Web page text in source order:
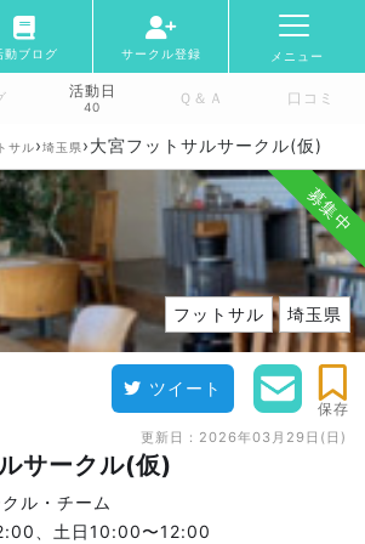
動ブログ サークル登録 メニュー
活動日
40 Ｑ＆Ａ 口コミ
サル›埼玉県›大宮フットサルサークル(仮)
募集中
フットサル 埼玉県
ツイート
保存
更新日： 2026年03月29日(日)
サークル(仮)
ル・チーム
、土日10:00〜12:00